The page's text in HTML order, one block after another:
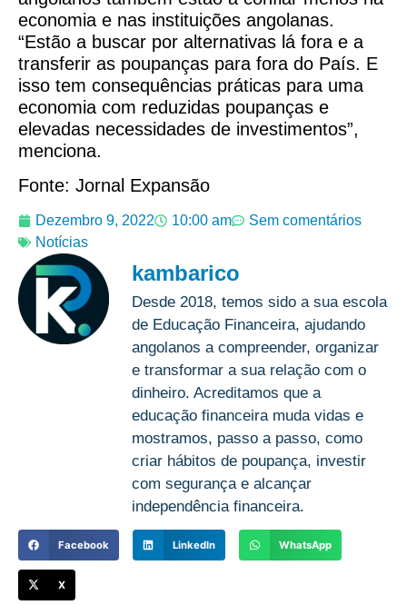
economia e nas instituições angolanas.
“Estão a buscar por alternativas lá fora e a
transferir as poupanças para fora do País. E
isso tem consequências práticas para uma
economia com reduzidas poupanças e
elevadas necessidades de investimentos”,
menciona.
Fonte: Jornal Expansão
Dezembro 9, 2022 10:00 am
Sem comentários
Notícias
kambarico
Desde 2018, temos sido a sua escola
de Educação Financeira, ajudando
angolanos a compreender, organizar
e transformar a sua relação com o
dinheiro. Acreditamos que a
educação financeira muda vidas e
mostramos, passo a passo, como
criar hábitos de poupança, investir
com segurança e alcançar
independência financeira.
Facebook LinkedIn WhatsApp
X